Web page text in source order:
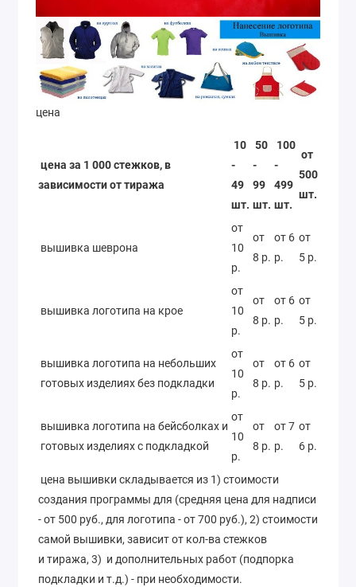
цена
цена за 1 000 стежков, в
зависимости от тиража
10
-
49
шт.
50
-
99
шт.
100
-
499
шт.
от
500
шт.
вышивка шеврона
от
10
р.
от
8 р.
от 6
р.
от
5 р.
вышивка логотипа на крое
от
10
р.
от
8 р.
от 6
р.
от
5 р.
вышивка логотипа на небольших
готовых изделиях без подкладки
от
10
р.
от
8 р.
от 6
р.
от
5 р.
вышивка логотипа на бейсболках и
готовых изделиях с подкладкой
от
10
р.
от
8 р.
от 7
р.
от
6 р.
цена вышивки складывается из 1) стоимости
создания программы для (средняя цена для надписи
- от 500 руб., для логотипа - от 700 руб.), 2) стоимости
самой вышивки, зависит от кол-ва стежков
и тиража, 3) и дополнительных работ (подпорка
подкладки и т.д.) - при необходимости.